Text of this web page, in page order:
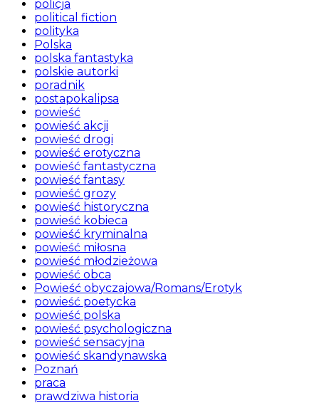
policja
political fiction
polityka
Polska
polska fantastyka
polskie autorki
poradnik
postapokalipsa
powieść
powieść akcji
powieść drogi
powieść erotyczna
powieść fantastyczna
powieść fantasy
powieść grozy
powieść historyczna
powieść kobieca
powieść kryminalna
powieść miłosna
powieść młodzieżowa
powieść obca
Powieść obyczajowa/Romans/Erotyk
powieść poetycka
powieść polska
powieść psychologiczna
powieść sensacyjna
powieść skandynawska
Poznań
praca
prawdziwa historia